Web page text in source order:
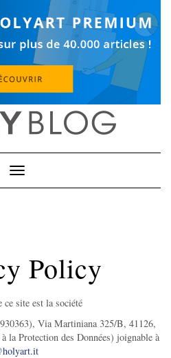
Toggle
Navigation
Policy
ce site est la société
Via Martiniana 325/B, 41126,
la Protection des Données) joignable à